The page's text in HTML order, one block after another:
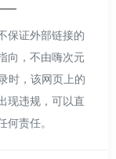
保证外部链接的
向，不由嗨次元
时，该网页上的
现违规，可以直
责任。